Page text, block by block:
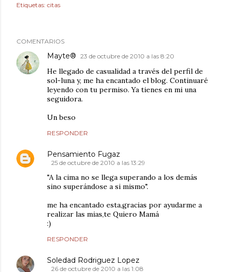
Etiquetas: citas
COMENTARIOS
Mayte® 23 de octubre de 2010 a las 8:20
He llegado de casualidad a través del perfil de
sol-luna y, me ha encantado el blog. Continuaré
leyendo con tu permiso. Ya tienes en mi una
seguidora.
Un beso
RESPONDER
Pensamiento Fugaz
25 de octubre de 2010 a las 13:29
"A la cima no se llega superando a los demás
sino superándose a si mismo".
me ha encantado esta,gracias por ayudarme a
realizar las mias,te Quiero Mamá
:)
RESPONDER
Soledad Rodriguez Lopez
26 de octubre de 2010 a las 1:08